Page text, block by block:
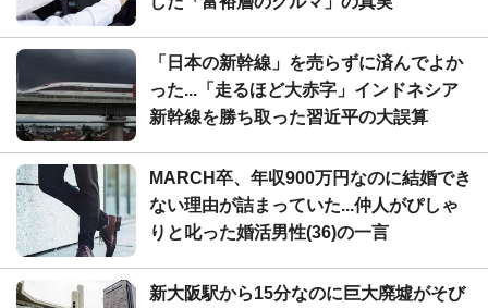
「日本の新幹線」を売らずに済んでよか
った...「走るほど大赤字」インドネシア
新幹線を勝ち取った習近平の大誤算
MARCH卒、年収900万円なのに結婚でき
ない理由が詰まっていた...仲人がぴしゃ
りと叱った婚活男性(36)の一言
新大阪駅から15分なのに巨大廃墟がそび